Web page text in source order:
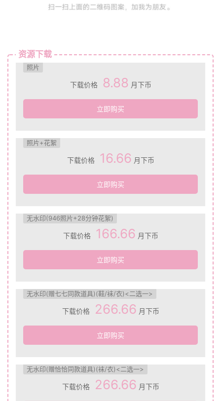
资源下载
照片
下载价格 8.88 月下币
立即购买
照片+花絮
下载价格 16.66 月下币
立即购买
无水印(946照片+28分钟花絮)
下载价格 166.66 月下币
立即购买
无水印(赠七七同款道具)(鞋/袜/衣)<二选一>
下载价格 266.66 月下币
立即购买
无水印(赠恰恰同款道具)(袜/衣)<二选一>
下载价格 266.66 月下币